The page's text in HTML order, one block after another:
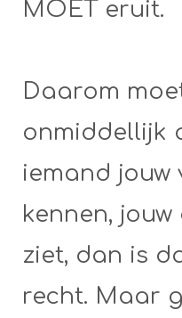
MOET eruit.
Daarom
onmiddellijk
iemand jouw
kennen,
ziet, dan is
recht. Maar